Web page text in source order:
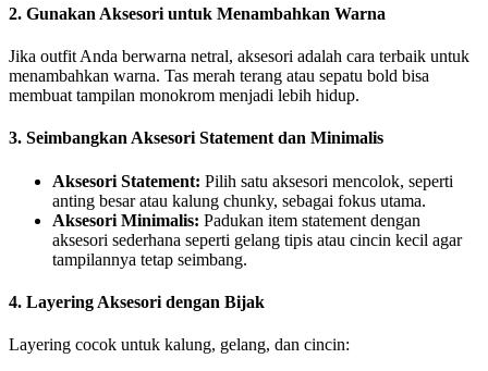
2. Gunakan Aksesori untuk Menambahkan Warna
Jika outfit Anda berwarna netral, aksesori adalah cara terbaik untuk
menambahkan warna. Tas merah terang atau sepatu bold bisa
membuat tampilan monokrom menjadi lebih hidup.
3. Seimbangkan Aksesori Statement dan Minimalis
Aksesori Statement: Pilih satu aksesori mencolok, seperti
anting besar atau kalung chunky, sebagai fokus utama.
Aksesori Minimalis: Padukan item statement dengan
aksesori sederhana seperti gelang tipis atau cincin kecil agar
tampilannya tetap seimbang.
4. Layering Aksesori dengan Bijak
Layering cocok untuk kalung, gelang, dan cincin: